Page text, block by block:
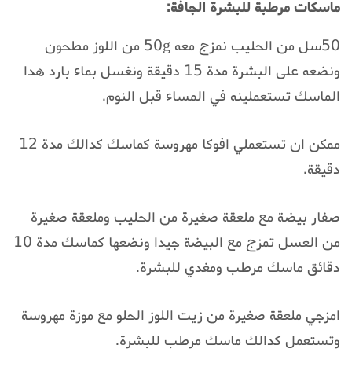
ماسكات مرطبة للبشرة الجافة:
50سل من الحليب نمزج معه 50g من اللوز مطحون
ونضعه على البشرة مدة 15 دقيقة ونغسل بماء بارد هدا
الماسك تستعملينه في المساء قبل النوم.
ممكن ان تستعملي افوكا مهروسة كماسك كدالك مدة 12
دقيقة.
صفار بيضة مع ملعقة صغيرة من الحليب وملعقة صغيرة
من العسل تمزج مع البيضة جيدا ونضعها كماسك مدة 10
دقائق ماسك مرطب ومغدي للبشرة.
امزجي ملعقة صغيرة من زيت اللوز الحلو مع موزة مهروسة
وتستعمل كدالك ماسك مرطب للبشرة.